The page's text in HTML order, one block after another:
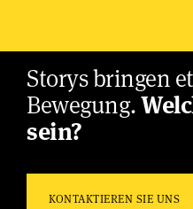
Storys bringen
Bewegung.
sein?
KONTAKTIEREN SIE UNS